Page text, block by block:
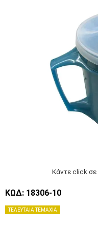
Κάντε click σε
ΤΕΛΕΥΤΑΙΑ ΤΕΜΑΧΙΑ
ΚΩΔ: 18306-10